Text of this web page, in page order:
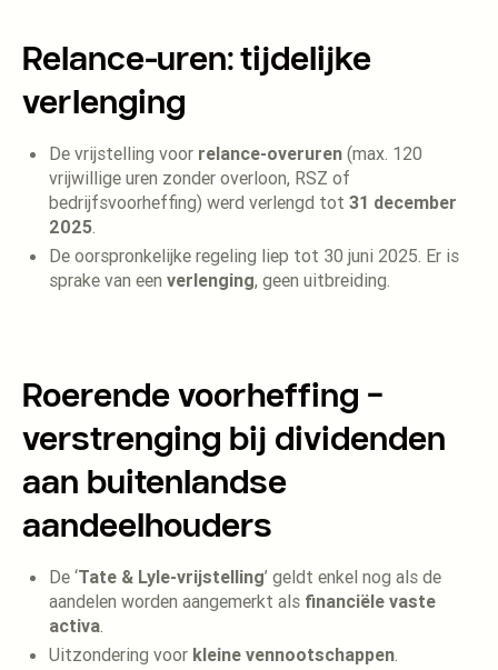
Relance-uren: tijdelijke
verlenging
De vrijstelling voor relance-overuren (max. 120
vrijwillige uren zonder overloon, RSZ of
bedrijfsvoorheffing) werd verlengd tot 31 december
2025
De oorspronkelijke regeling liep tot 30 juni 2025. Er is
sprake van een verlenging, geen uitbreiding.
Roerende voorheffing –
verstrenging bij dividenden
aan buitenlandse
aandeelhouders
De ‘Tate & Lyle-vrijstelling’ geldt enkel nog als de
aandelen worden aangemerkt als financiële vaste
activa
Uitzondering voor kleine vennootschappen